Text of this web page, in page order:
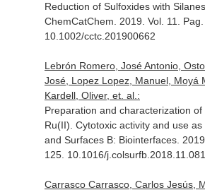
Reduction of Sulfoxides with Silanes.
ChemCatChem . 2019. Vol. 11.
10.1002/cctc.201900662
Lebrón Romero, José Antonio,
José, Lopez Lopez, Manuel, Moyá
Kardell, Oliver, et. al.:
Preparation and characterization
Ru(II). Cytotoxic activity and use as
and Surfaces B: Biointerfaces.
125. 10.1016/j.colsurfb.2018.11.081
Carrasco Carrasco, Carlos Jesús,